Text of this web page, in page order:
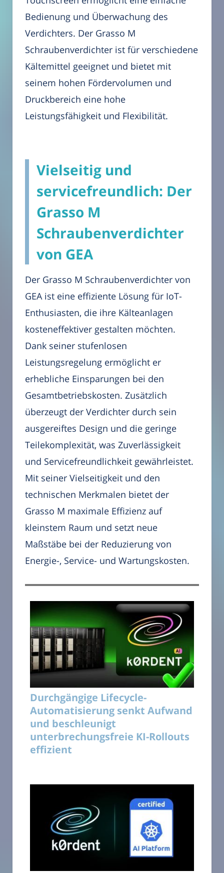
Bedienung und Überwachung des
Verdichters. Der Grasso M
Schraubenverdichter ist für verschiedene
Kältemittel geeignet und bietet mit
seinem hohen Fördervolumen und
Druckbereich eine hohe
Leistungsfähigkeit und Flexibilität.
Vielseitig und
servicefreundlich: Der
Grasso M
Schraubenverdichter
von GEA
Der Grasso M Schraubenverdichter von
GEA ist eine effiziente Lösung für IoT-
Enthusiasten, die ihre Kälteanlagen
kosteneffektiver gestalten möchten.
Dank seiner stufenlosen
Leistungsregelung ermöglicht er
erhebliche Einsparungen bei den
Gesamtbetriebskosten. Zusätzlich
überzeugt der Verdichter durch sein
ausgereiftes Design und die geringe
Teilekomplexität, was Zuverlässigkeit
und Servicefreundlichkeit gewährleistet.
Mit seiner Vielseitigkeit und den
technischen Merkmalen bietet der
Grasso M maximale Effizienz auf
kleinstem Raum und setzt neue
Maßstäbe bei der Reduzierung von
Energie-, Service- und Wartungskosten.
Durchgängige Lifecycle-
Automatisierung senkt Aufwand
und beschleunigt
unterbrechungsfreie KI-Rollouts
effizient